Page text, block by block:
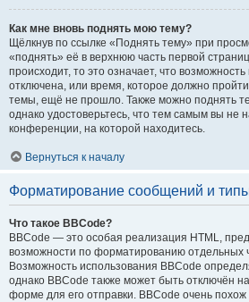
Как мне вновь поднять мою тему?
Щёлкнув по ссылке «Поднять тему» при
«поднять» её в верхнюю часть первой
происходит, то это означает, что
отключена, или время, которое должно
темы, ещё не прошло. Также можно поднять
однако удостоверьтесь, что тем самым вы не
конференции, на которой находитесь.
Вернуться к началу
Форматирование сообщений и
Что такое BBCode?
BBCode — это особая реализация HTML,
возможности по форматированию отдельных
Возможность использования BBCode
однако BBCode также может быть отключён
форме для его отправки. BBCode очень похож